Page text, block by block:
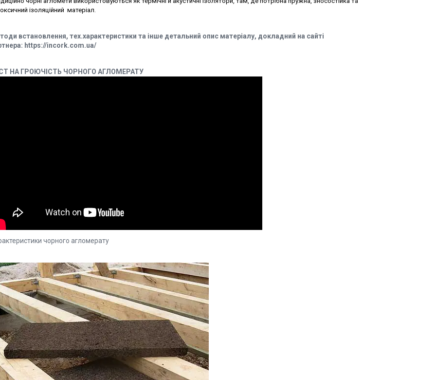
ізоляційний матеріал.
встановлення, тех.характеристики та інше детальний опис матеріалу, докладний на сайті
https://incork.com.ua/
НА ГРОЮЧІСТЬ ЧОРНОГО АГЛОМЕРАТУ
чорного агломерату